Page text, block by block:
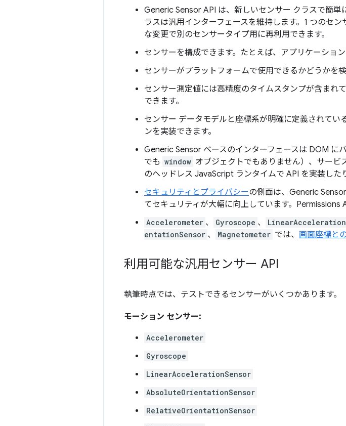
Generic Sensor API は、新しいセンサー クラスで簡
ラスは汎用インターフェースを維持します。1 つのセ
な変更で別のセンサータイプ用に再利用できます。
センサーを構成できます。たとえば、アプリケーショ
センサーがプラットフォームで使用できるかどうかを検
センサー測定値には高精度のタイムスタンプが含まれ
できます。
センサー データモデルと座標系が明確に定義されて
ンを実装できます。
Generic Sensor ベースのインターフェースは DOM に
でも window オブジェクトでもありません）、サービ
のヘッドレス JavaScript ランタイムで API を実装した
セキュリティとプライバシーの側面は、Generic
てセキュリティが大幅に向上しています。Permissions
Accelerometer 、 Gyroscope 、
entationSensor 、 Magnetometer では、 画面座標と
利用可能な汎用センサー API
執筆時点では、テストできるセンサーがいくつかあります。
モーション センサー:
Accelerometer
Gyroscope
LinearAccelerationSensor
AbsoluteOrientationSensor
RelativeOrientationSensor